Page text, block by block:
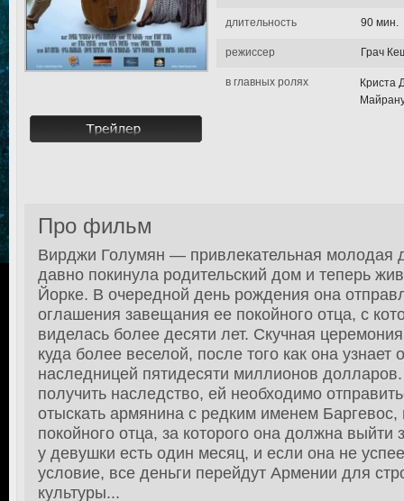
длительность 90 мин.
режиссер Грач
в главных ролях
Криста
Про фильм
Вирджи Голумян — привлекательная молодая
давно покинула родительский дом и теперь
Йорке. В очередной день рождения она
оглашения завещания ее покойного отца, с
виделась более десяти лет. Скучная
куда более веселой, после того как она узнает
наследницей пятидесяти миллионов
получить наследство, ей необходимо
отыскать армянина с редким именем Баргевос,
покойного отца, за которого она должна
у девушки есть один месяц, и если она не
условие, все деньги перейдут Армении для
культуры...